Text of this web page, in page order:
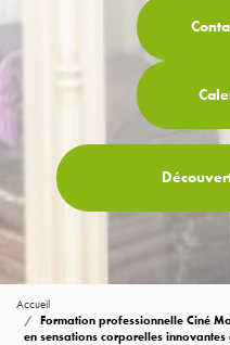
Accueil
Formation professionnelle Ciné
en sensations corporelles innovantes